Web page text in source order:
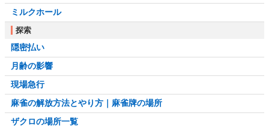
ミルクホール
探索
隠密払い
月齢の影響
現場急行
麻雀の解放方法とやり方｜麻雀牌の場所
ザクロの場所一覧